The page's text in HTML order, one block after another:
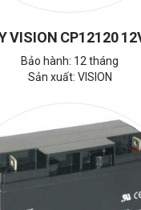
VISION CP12120
Bảo hành: 12 tháng
Sản xuất: VISION